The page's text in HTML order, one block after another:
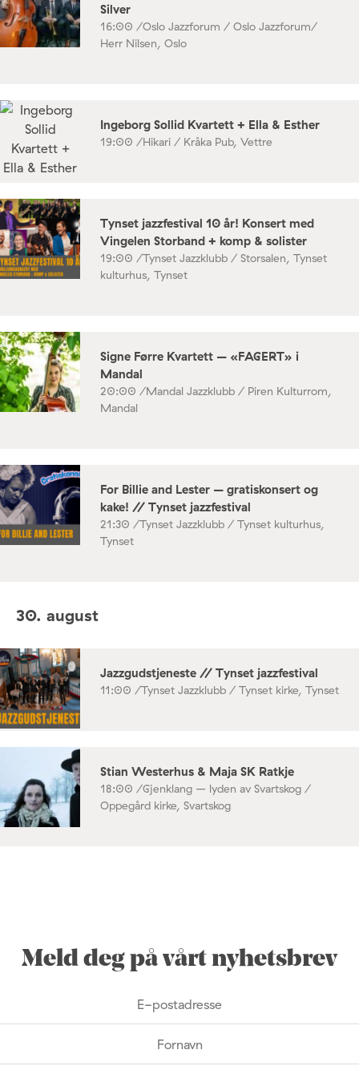
Silver
16:00 /Oslo Jazzforum / Oslo Jazzforum/
Herr Nilsen, Oslo
Ingeborg Sollid Kvartett + Ella & Esther
19:00 /Hikari / Kråka Pub, Vettre
Tynset jazzfestival 10 år! Konsert med
Vingelen Storband + komp & solister
19:00 /Tynset Jazzklubb / Storsalen, Tynset
kulturhus, Tynset
Signe Førre Kvartett – «FAGERT» i
Mandal
20:00 /Mandal Jazzklubb / Piren Kulturrom,
Mandal
For Billie and Lester – gratiskonsert og
kake! // Tynset jazzfestival
21:30 /Tynset Jazzklubb / Tynset kulturhus,
Tynset
30. august
Jazzgudstjeneste // Tynset jazzfestival
11:00 /Tynset Jazzklubb / Tynset kirke, Tynset
Stian Westerhus & Maja SK Ratkje
18:00 /Gjenklang – lyden av Svartskog /
Oppegård kirke, Svartskog
Meld deg på vårt nyhetsbrev